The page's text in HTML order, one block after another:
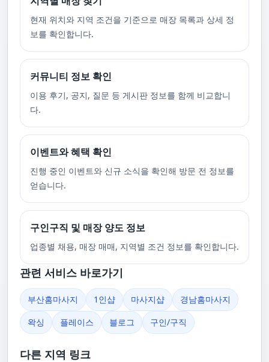
현재 위치와 지역 조건을 기준으로 매장 목록과 상세 정
보를 확인합니다.
커뮤니티 정보 확인
이용 후기, 공지, 질문 등 게시판 정보를 함께 비교합니
다.
이벤트와 혜택 확인
진행 중인 이벤트와 신규 소식을 확인해 방문 전 정보를
얻습니다.
구인구직 및 매장 양도 정보
업종별 채용, 매장 매매, 지역별 조건 정보를 확인합니다.
관련 서비스 바로가기
부산홈마사지 1인샵 마사지샵
경남홈마사지
왁싱
플레이스 블로그 구인/구직
다른 지역 링크